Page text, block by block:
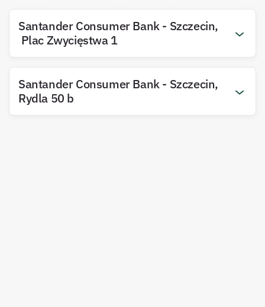
Santander Consumer Bank- Szczecin,
Plac Zwycięstwa1
Santander Consumer Bank- Szczecin,
Rydla 50 b